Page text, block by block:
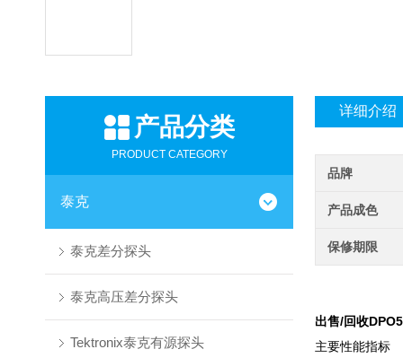
产品分类
PRODUCT CATEGORY
泰克
泰克差分探头
泰克高压差分探头
Tektronix泰克有源探头
详细介绍
品牌
产品成色
保修期限
出售/回收
主要性能指标